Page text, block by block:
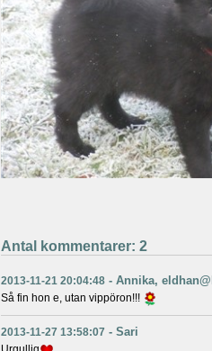
Antal kommentarer: 2
2013-11-21 20:04:48 - Annika,
Så fin hon e, utan vippöron!!!
2013-11-27 13:58:07 - Sari